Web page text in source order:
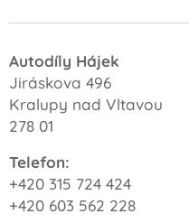
Autodíly Hájek
Jiráskova 496
Kralupy nad Vltavou
278 01
Telefon:
+420 315 724 424
+420 603 562 228